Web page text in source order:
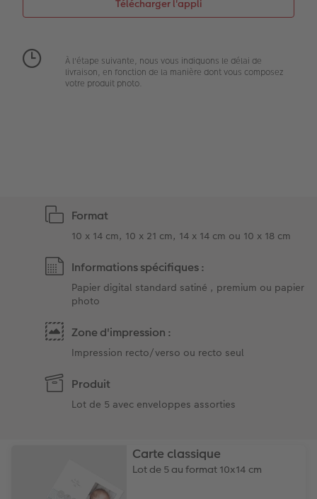
Art Collection
Tipa Awards
À l'étape suivante, nous vous indiquons le délai de
livraison, en fonction de la manière dont vous composez
votre produit photo.
Format
10 x 14 cm, 10 x 21 cm, 14 x 14 cm ou 10 x 18 cm
Informations spécifiques :
Papier digital standard satiné , premium ou papier
photo
Zone d'impression :
Impression recto/verso ou recto seul
Produit
Lot de 5 avec enveloppes assorties
Carte classique
Lot de 5 au format 10x14 cm